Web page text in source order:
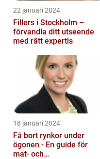
22 januari 2024
Fillers i Stockholm –
förvandla ditt utseende
med rätt expertis
18 januari 2024
Få bort rynkor under
ögonen - En guide för
mat- och